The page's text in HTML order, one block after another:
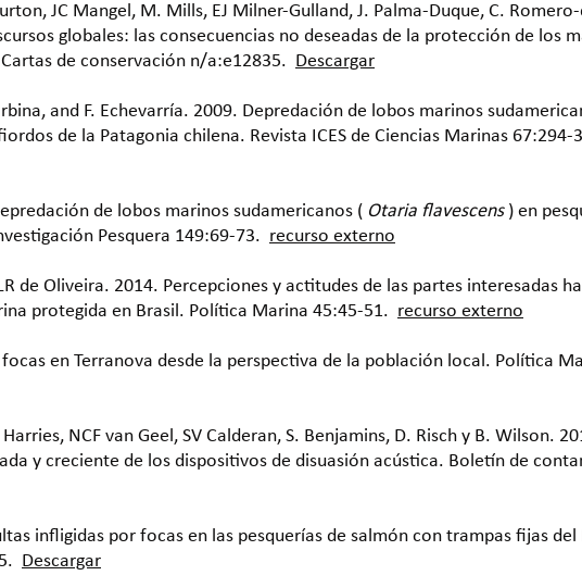
JC Mangel, M. Mills, EJ Milner-Gulland, J. Palma-Duque, C.
globales: las consecuencias no deseadas de la protección de los
de conservación n/a:e12835. Descargar
and F. Echevarría. 2009. Depredación de lobos marinos
de la Patagonia chilena. Revista ICES de Ciencias Marinas 67:294-
de lobos marinos sudamericanos ( Otaria flavescens) en
Pesquera 149:69-73. recurso externo
de Oliveira. 2014. Percepciones y actitudes de las partes interesadas
protegida en Brasil. Política Marina 45:45-51. recurso externo
focas en Terranova desde la perspectiva de la población local. Política
NCF van Geel, SV Calderan, S. Benjamins, D. Risch y B. Wilson.
y creciente de los dispositivos de disuasión acústica. Boletín de
infligidas por focas en las pesquerías de salmón con trampas fijas
Descargar